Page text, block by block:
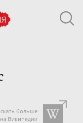
больше
Википедии